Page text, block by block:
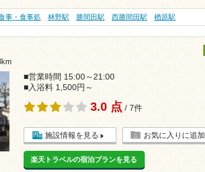
事・食事処 林野駅 勝間田駅 西勝間田駅 楢原駅
■営業時間 15:00～21:00
■入浴料 1,500円～
3.0 点 / 7件
施設情報を見る お気に入りに追加
楽天トラベルの宿泊プランを見る